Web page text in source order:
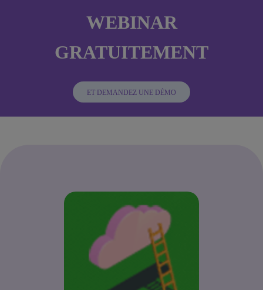
WEBINAR
GRATUITEMENT
ET DEMANDEZ UNE DÉMO